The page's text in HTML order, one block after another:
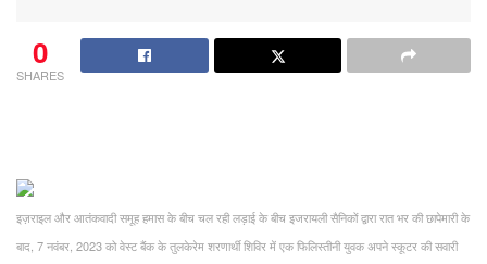
0
SHARES
इज़राइल और आतंकवादी समूह हमास के बीच चल रही लड़ाई के बीच इजरायली सैनिकों द्वारा रात भर की छापेमारी के
बाद, 7 नवंबर, 2023 को वेस्ट बैंक के तुलकेरेम शरणार्थी शिविर में एक फिलिस्तीनी युवक अपने स्कूटर की सवारी